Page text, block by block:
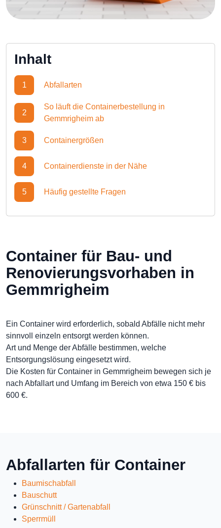
Inhalt
1 Abfallarten
2
So läuft die Containerbestellung in
Gemmrigheim ab
3 Containergrößen
4 Containerdienste in der Nähe
5 Häufig gestellte Fragen
Container für Bau- und
Renovierungsvorhaben in
Gemmrigheim
Ein Container wird erforderlich, sobald Abfälle nicht mehr
sinnvoll einzeln entsorgt werden können.
Art und Menge der Abfälle bestimmen, welche
Entsorgungslösung eingesetzt wird.
Die Kosten für Container in Gemmrigheim bewegen sich je
nach Abfallart und Umfang im Bereich von etwa 150 € bis
600 €.
Abfallarten für Container
Baumischabfall
Bauschutt
Grünschnitt / Gartenabfall
Sperrmüll